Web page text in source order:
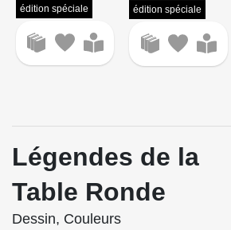
édition spéciale édition spéciale
Légendes de la
Table Ronde
Dessin, Couleurs